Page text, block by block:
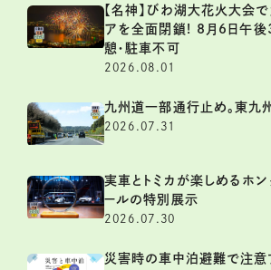
【名神】びわ湖大花火大会
アを全面閉鎖! 8月6日午後
憩・駐車不可
2026.08.01
九州道一部通行止め。東九
2026.07.31
実車とトミカが楽しめるホン
ールの特別展示
2026.07.30
災害時の車中泊避難で注意